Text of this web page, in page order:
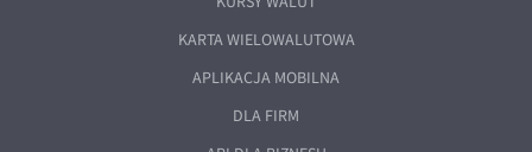
KARTA WIELOWALUTOWA
APLIKACJA MOBILNA
DLA FIRM